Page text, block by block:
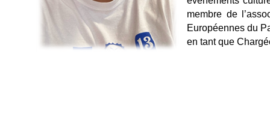
membre de
Européennes du
en tant que